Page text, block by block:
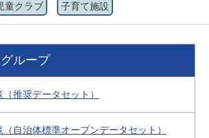
童クラブ 子育て施設
ループ
推奨データセット）
自治体標準オープンデータセット）